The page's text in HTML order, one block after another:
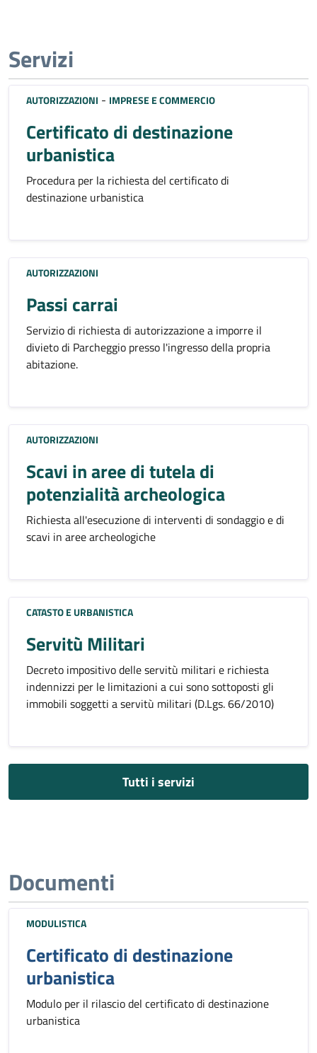
Servizi
AUTORIZZAZIONI - IMPRESE E COMMERCIO
Certificato di destinazione
urbanistica
Procedura per la richiesta del certificato di
destinazione urbanistica
AUTORIZZAZIONI
Passi carrai
Servizio di richiesta di autorizzazione a imporre il
divieto di Parcheggio presso l'ingresso della propria
abitazione.
AUTORIZZAZIONI
Scavi in aree di tutela di
potenzialità archeologica
Richiesta all'esecuzione di interventi di sondaggio e di
scavi in aree archeologiche
CATASTO E URBANISTICA
Servitù Militari
Decreto impositivo delle servitù militari e richiesta
indennizzi per le limitazioni a cui sono sottoposti gli
immobili soggetti a servitù militari (D.Lgs. 66/2010)
Tutti i servizi
Documenti
MODULISTICA
Certificato di destinazione
urbanistica
Modulo per il rilascio del certificato di destinazione
urbanistica